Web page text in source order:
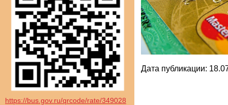
https://bus.gov.ru/qrcode/rate/349028
Дата публикации: